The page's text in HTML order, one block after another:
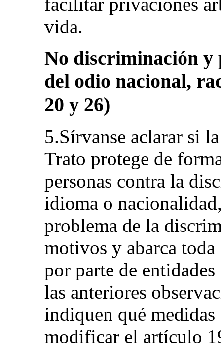
vida.
No discriminación y
del odio nacional,
20 y 26)
5.Sírvanse aclarar si
Trato protege de
personas contra la
idioma o
problema de la
motivos y abarca
por parte de
las anteriores
indiquen qué medidas
modificar el artículo